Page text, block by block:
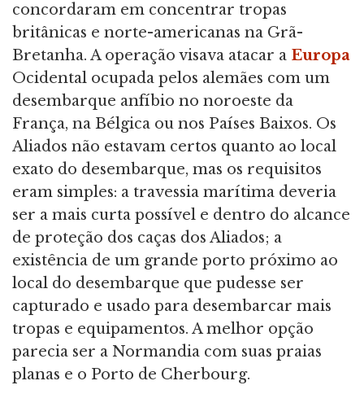
concordaram em concentrar tropas
britânicas e norte-americanas na Grã-
Bretanha. A operação visava atacar a Europa
Ocidental ocupada pelos alemães com um
desembarque anfíbio no noroeste da
França, na Bélgica ou nos Países Baixos. Os
Aliados não estavam certos quanto ao local
exato do desembarque, mas os requisitos
eram simples: a travessia marítima deveria
ser a mais curta possível e dentro do alcance
de proteção dos caças dos Aliados; a
existência de um grande porto próximo ao
local do desembarque que pudesse ser
capturado e usado para desembarcar mais
tropas e equipamentos. A melhor opção
parecia ser a Normandia com suas praias
planas e o Porto de Cherbourg.